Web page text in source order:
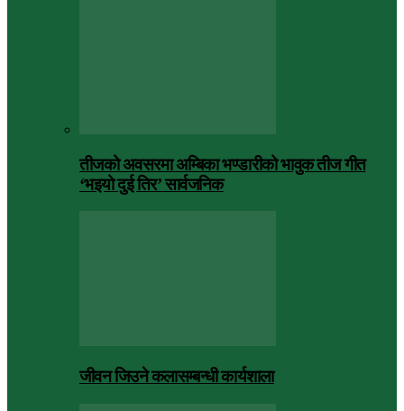
तीजको अवसरमा अम्बिका भण्डारीको भावुक तीज गीत
‘भइयो दुई तिर’ सार्वजनिक
जीवन जिउने कलासम्बन्धी कार्यशाला